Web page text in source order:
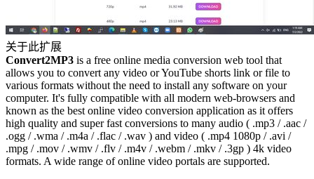
关于此扩展
Convert2MP3 is a free online media conversion web tool that
allows you to convert any video or YouTube shorts link or file to
various formats without the need to install any software on your
computer. It's fully compatible with all modern web-browsers and
known as the best online video conversion application as it offers
high quality and super fast conversions to many audio ( .mp3 / .aac /
.ogg / .wma / .m4a / .flac / .wav ) and video ( .mp4 1080p / .avi /
.mpg / .mov / .wmv / .flv / .m4v / .webm / .mkv / .3gp ) 4k video
formats. A wide range of online video portals are supported.